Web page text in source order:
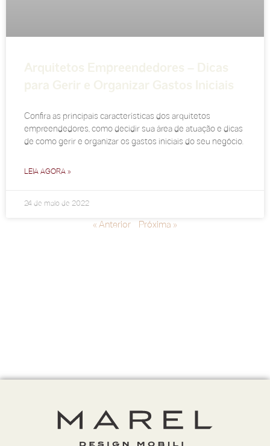
Arquitetos Empreendedores – Dicas
para Gerir e Organizar Gastos Iniciais
Confira as principais características dos arquitetos
empreendedores, como decidir sua área de atuação e dicas
de como gerir e organizar os gastos iniciais do seu negócio.
LEIA AGORA »
24 de maio de 2022
« Anterior Próxima »